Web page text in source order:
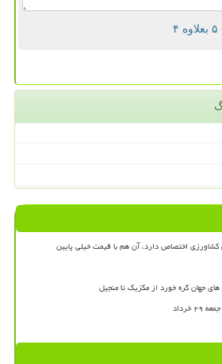
۴
های جهان گره خورد از مکزیک تا منجیل